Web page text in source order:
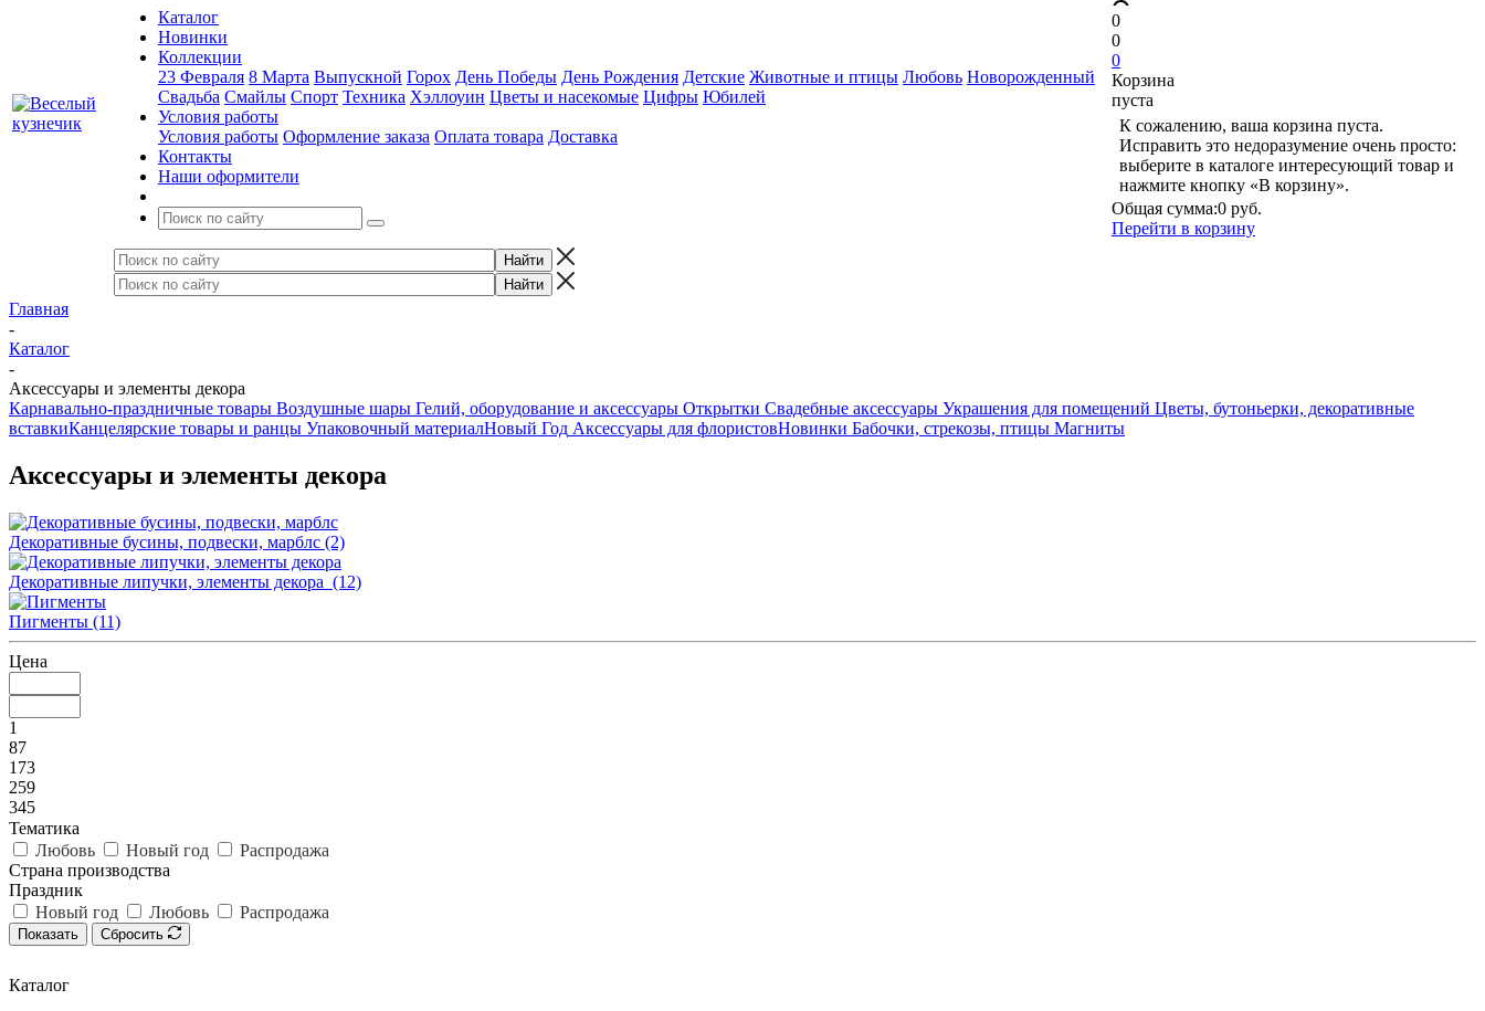
Каталог
Новинки
Коллекции
23 Февраля 8 Марта Выпускной Горох День Победы День Рождения Детские Животные и птицы Любовь Новорожденный
Свадьба Смайлы Спорт Техника Хэллоуин Цветы и насекомые Цифры Юбилей
Условия работы
Условия работы Оформление заказа Оплата товара Доставка
Контакты
Наши оформители
0
0
0
Корзина
пуста
К сожалению, ваша корзина пуста.
Исправить это недоразумение очень просто:
выберите в каталоге интересующий товар и
нажмите кнопку «В корзину».
Общая сумма:0 руб.
Перейти в корзину
Главная
-
Каталог
-
Аксессуары и элементы декора
Карнавально-праздничные товары Воздушные шары Гелий, оборудование и аксессуары Открытки Свадебные аксессуары Украшения для помещений Цветы, бутоньерки, декоративные
вставкиКанцелярские товары и ранцы Упаковочный материалНовый Год Аксессуары для флористовНовинки Бабочки, стрекозы, птицы Магниты
Аксессуары и элементы декора
Декоративные бусины, подвески, марблс (2)
Декоративные липучки, элементы декора (12)
Пигменты (11)
Цена
1
87
173
259
345
Тематика
Любовь
Новый год
Распродажа
Страна производства
Праздник
Новый год
Любовь Распродажа
Показать Сбросить
Каталог